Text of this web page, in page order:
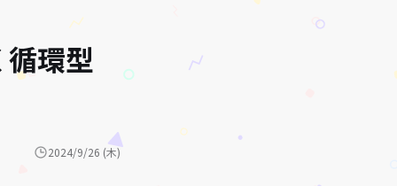
環型
2024/9/26 (木)